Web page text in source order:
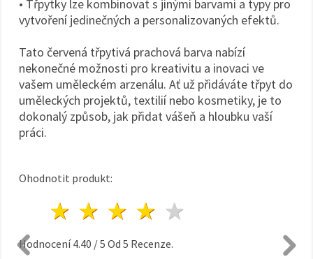
• Třpytky lze kombinovat s jinými barvami a typy pro
vytvoření jedinečných a personalizovaných efektů.
Tato červená třpytivá prachová barva nabízí
nekonečné možnosti pro kreativitu a inovaci ve
vašem uměleckém arzenálu. Ať už přidáváte třpyt do
uměleckých projektů, textilií nebo kosmetiky, je to
dokonalý způsob, jak přidat vášeň a hloubku vaší
práci.
Ohodnotit produkt:
4 hvězdy
3 hvězdy
2 hvězdy
1 hvězda
Hodnocení4.40 /5 Od 5 Recenze.